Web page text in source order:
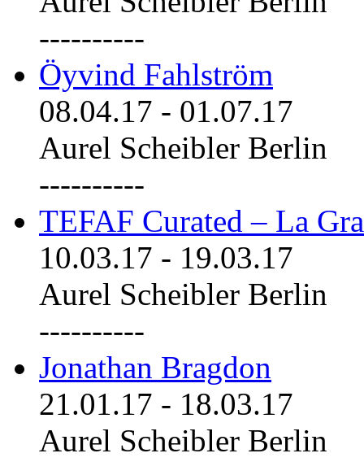
----------
Öyvind Fahlström
08.04.17 - 01.07.17
Aurel Scheibler Berlin
----------
TEFAF Curated – La
10.03.17 - 19.03.17
Aurel Scheibler Berlin
----------
Jonathan Bragdon
21.01.17 - 18.03.17
Aurel Scheibler Berlin